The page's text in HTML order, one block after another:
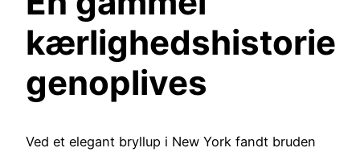
kærlighedshistorie
genoplives
Ved et elegant bryllup i New York fandt bruden